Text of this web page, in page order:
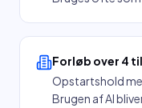
Forløb over 4
Opstartshold
Brugen af AI